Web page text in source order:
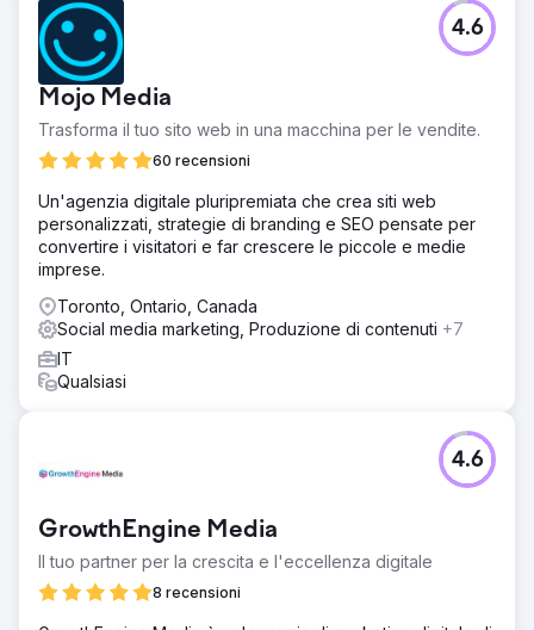
Mojo Media
Trasforma il tuo sito web in una macchina per le vendite.
60 recensioni
4.6
Un'agenzia digitale pluripremiata che crea siti web
personalizzati, strategie di branding e SEO pensate per
convertire i visitatori e far crescere le piccole e medie
imprese.
Toronto, Ontario, Canada
Social media marketing, Produzione di contenuti +7
IT
Qualsiasi
GrowthEngine Media
Il tuo partner per la crescita e l'eccellenza digitale
8 recensioni
4.6